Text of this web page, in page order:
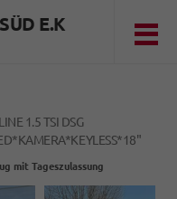
E.K
1.5 TSI DSG
mit Tageszulassung